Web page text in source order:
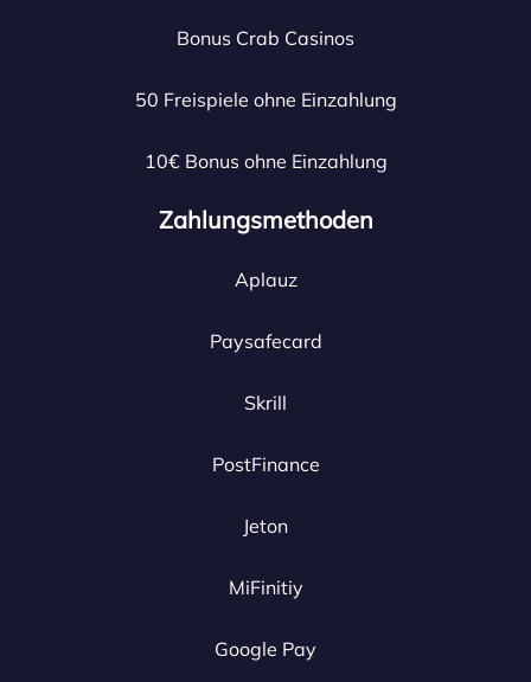
Bonus Crab Casinos
50 Freispiele ohne Einzahlung
10€ Bonus ohne Einzahlung
Zahlungsmethoden
Aplauz
Paysafecard
Skrill
PostFinance
Jeton
MiFinitiy
Google Pay